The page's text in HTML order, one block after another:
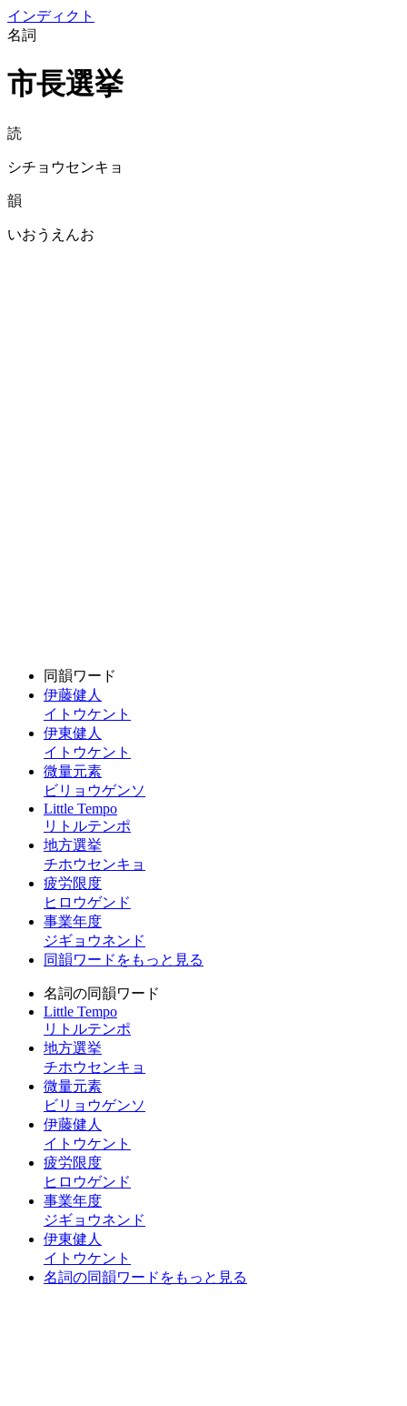
インディクト
名詞
市長選挙
読
シチョウセンキョ
韻
いおうえんお
同韻ワード
伊藤健人
イトウケント
伊東健人
イトウケント
微量元素
ビリョウゲンソ
Little Tempo
リトルテンポ
地方選挙
チホウセンキョ
疲労限度
ヒロウゲンド
事業年度
ジギョウネンド
同韻ワードをもっと見る
名詞の同韻ワード
Little Tempo
リトルテンポ
地方選挙
チホウセンキョ
微量元素
ビリョウゲンソ
伊藤健人
イトウケント
疲労限度
ヒロウゲンド
事業年度
ジギョウネンド
伊東健人
イトウケント
名詞の同韻ワードをもっと見る